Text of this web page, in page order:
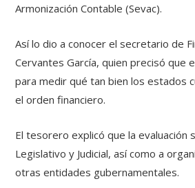
Armonización Contable (Sevac).
Así lo dio a conocer el secretario de
Cervantes García, quien precisó que
para medir qué tan bien los estados
el orden financiero.
El tesorero explicó que la evaluación
Legislativo y Judicial, así como a
otras entidades gubernamentales.